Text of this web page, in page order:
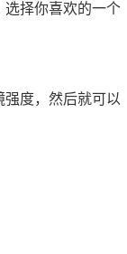
选择你喜欢的一个
度，然后就可以